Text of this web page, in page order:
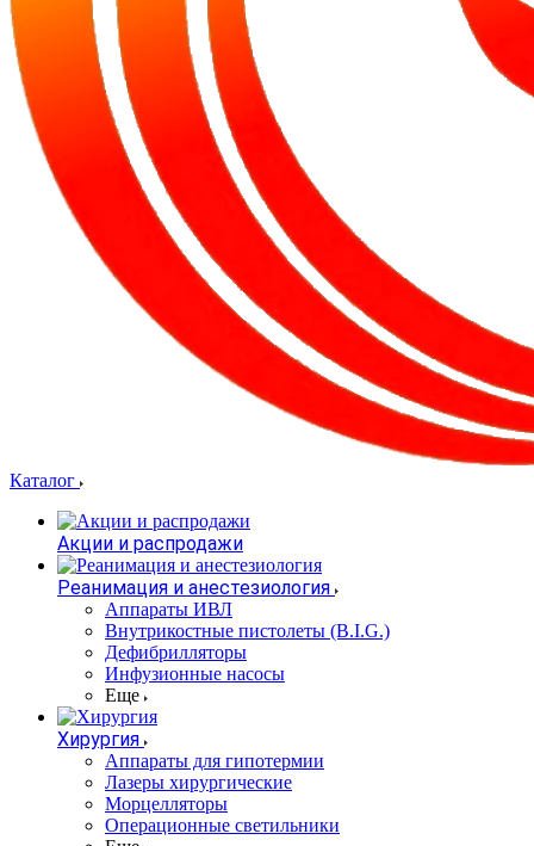
Каталог
Акции и распродажи
Реанимация и анестезиология
Аппараты ИВЛ
Внутрикостные пистолеты (B.I.G.)
Дефибрилляторы
Инфузионные насосы
Еще
Хирургия
Аппараты для гипотермии
Лазеры хирургические
Морцелляторы
Операционные светильники